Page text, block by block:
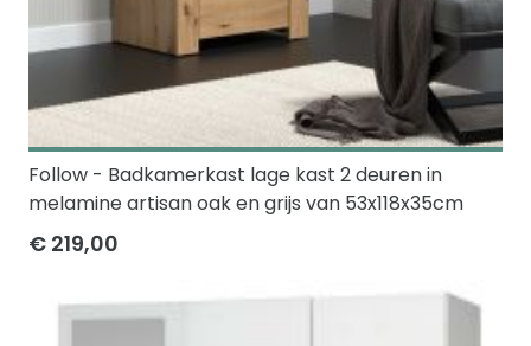
Follow - Badkamerkast lage kast 2 deuren in
melamine artisan oak en grijs van 53x118x35cm
€ 219,00